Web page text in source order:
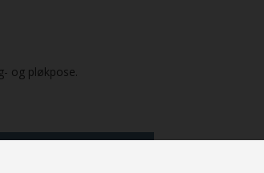
og pløkpose.
læg i kurv